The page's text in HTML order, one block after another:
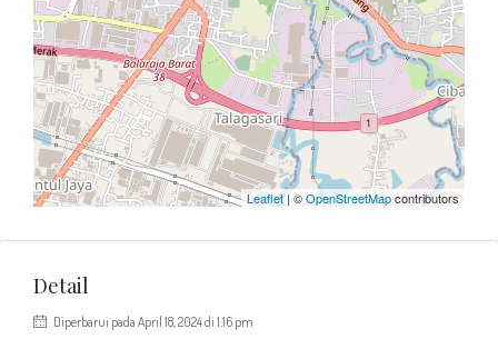
Leaflet | ©OpenStreetMapcontributors
Detail
Diperbarui pada April 18, 2024 di 1:16 pm